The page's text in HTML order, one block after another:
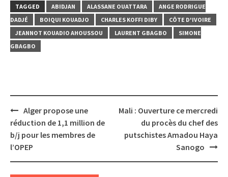
TAGGED
ABIDJAN ALASSANE OUATTARA
ANGE RODRIGUE
DADJÉ
BOIQUI KOUADJO CHARLES KOFFI DIBY
CÔTE D'IVOIRE
JEANNOT KOUADIO AHOUSSOU
LAURENT GBAGBO
SIMONE
GBAGBO
Post
navigation
Alger propose une
réduction de 1,1 million de
b/j pour les membres de
l’OPEP
Mali : Ouverture ce mercredi
du procès du chef des
putschistes Amadou Haya
Sanogo